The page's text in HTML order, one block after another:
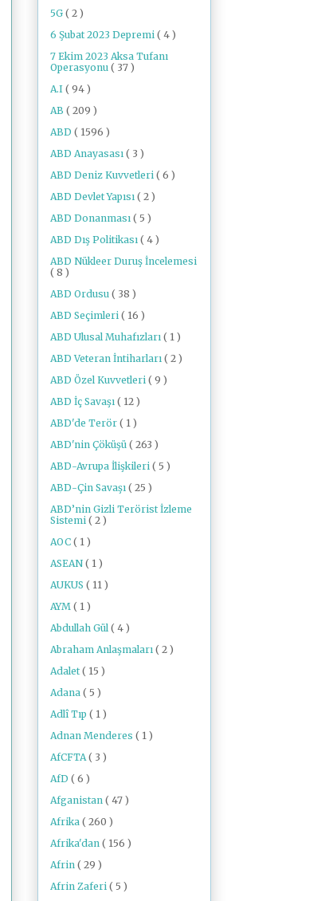
5G ( 2 )
6 Şubat 2023 Depremi ( 4 )
7 Ekim 2023 Aksa Tufanı
Operasyonu ( 37 )
A.I ( 94 )
AB ( 209 )
ABD ( 1596 )
ABD Anayasası ( 3 )
ABD Deniz Kuvvetleri ( 6 )
ABD Devlet Yapısı ( 2 )
ABD Donanması ( 5 )
ABD Dış Politikası ( 4 )
ABD Nükleer Duruş İncelemesi
( 8 )
ABD Ordusu ( 38 )
ABD Seçimleri ( 16 )
ABD Ulusal Muhafızları ( 1 )
ABD Veteran İntiharları ( 2 )
ABD Özel Kuvvetleri ( 9 )
ABD İç Savaşı ( 12 )
ABD'de Terör ( 1 )
ABD'nin Çöküşü ( 263 )
ABD-Avrupa İlişkileri ( 5 )
ABD-Çin Savaşı ( 25 )
ABD’nin Gizli Terörist İzleme
Sistemi ( 2 )
AOC ( 1 )
ASEAN ( 1 )
AUKUS ( 11 )
AYM ( 1 )
Abdullah Gül ( 4 )
Abraham Anlaşmaları ( 2 )
Adalet ( 15 )
Adana ( 5 )
Adlî Tıp ( 1 )
Adnan Menderes ( 1 )
AfCFTA ( 3 )
AfD ( 6 )
Afganistan ( 47 )
Afrika ( 260 )
Afrika'dan ( 156 )
Afrin ( 29 )
Afrin Zaferi ( 5 )